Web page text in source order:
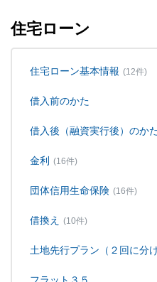
住宅ローン
住宅ローン基本情報 (12件)
借入前のかた
借入後（融資実行後）のか
金利 (16件)
団体信用生命保険 (16件)
借換え (10件)
土地先行プラン（２回に分